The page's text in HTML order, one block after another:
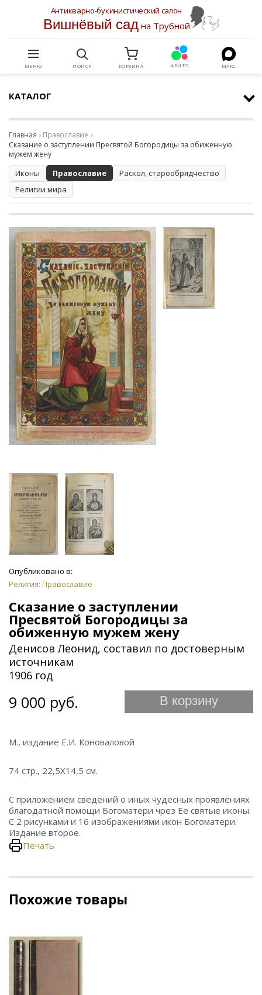
Антикварно-букинистический салон
Вишнёвый садна Трубной
МЕНЮ ПОИСК КОРЗИНА АВИТО МАКС
КАТАЛОГ
Главная
Православие
Сказание о заступлении Пресвятой Богородицы за обиженную
мужем жену
Иконы Православие
Раскол, старообрядчество
Религии мира
Опубликовано в:
Религия: Православие
Сказание о заступлении
Пресвятой Богородицы за
обиженную мужем жену
Денисов Леонид, составил по достоверным
источникам
1906 год
9 000 руб. В корзину
М., издание Е.И. Коноваловой
74 стр., 22,5Х14,5 см.
С приложением сведений о иных чудесных проявлениях
благодатной помощи Богоматери чрез Ее святые иконы.
С 2 рисунками и 16 изображениями икон Богоматери.
Издание второе.
Печать
Похожие товары